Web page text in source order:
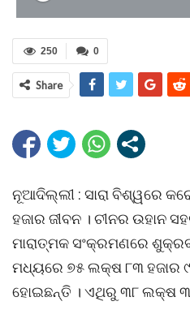
0
250
Share
ନୂଆଦିଲ୍ଲୀ : ସାରା ବିଶ୍ୱରେ
ହଜାର ଜୀବନ । ଚୀନର ଉହାନ
ମାରାତ୍ମକ ସଂକ୍ରମଣରେ
ମଧ୍ୟରେ ୭୫ ଲକ୍ଷ ୮୩ ହଜାର
ହୋଇଛନ୍ତି । ଏଥିରୁ ୩୮ ଲକ୍ଷ